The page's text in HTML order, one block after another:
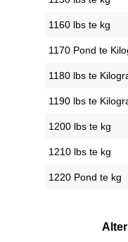
1160 lbs te kg
1170 Pond te
1180 lbs te
1190 lbs te
1200 lbs te kg
1210 lbs te kg
1220 Pond te kg